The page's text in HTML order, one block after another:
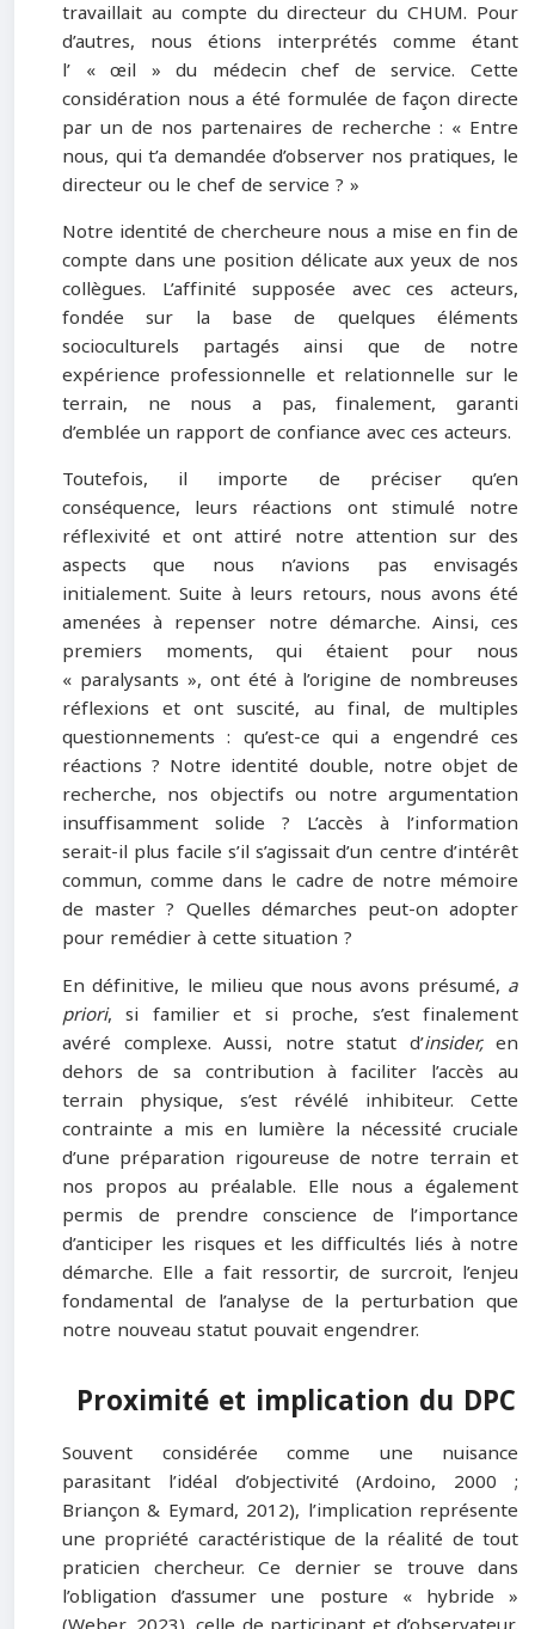
travaillait au compte du directeur du CHUM. Pour
d’autres, nous étions interprétés comme étant
l’ « œil » du médecin chef de service. Cette
considération nous a été formulée de façon directe
par un de nos partenaires de recherche : « Entre
nous, qui t’a demandée d’observer nos pratiques, le
directeur ou le chef de service ? »
Notre identité de chercheure nous a mise en fin de
compte dans une position délicate aux yeux de nos
collègues. L’affinité supposée avec ces acteurs,
fondée sur la base de quelques éléments
socioculturels partagés ainsi que de notre
expérience professionnelle et relationnelle sur le
terrain, ne nous a pas, finalement, garanti
d’emblée un rapport de confiance avec ces acteurs.
Toutefois, il importe de préciser qu’en
conséquence, leurs réactions ont stimulé notre
réflexivité et ont attiré notre attention sur des
aspects que nous n’avions pas envisagés
initialement. Suite à leurs retours, nous avons été
amenées à repenser notre démarche. Ainsi, ces
premiers moments, qui étaient pour nous
« paralysants », ont été à l’origine de nombreuses
réflexions et ont suscité, au final, de multiples
questionnements : qu’est-ce qui a engendré ces
réactions ? Notre identité double, notre objet de
recherche, nos objectifs ou notre argumentation
insuffisamment solide ? L’accès à l’information
serait-il plus facile s’il s’agissait d’un centre d’intérêt
commun, comme dans le cadre de notre mémoire
de master ? Quelles démarches peut-on adopter
pour remédier à cette situation ?
En définitive, le milieu que nous avons présumé, a
priori, si familier et si proche, s’est finalement
avéré complexe. Aussi, notre statut d’insider, en
dehors de sa contribution à faciliter l’accès au
terrain physique, s’est révélé inhibiteur. Cette
contrainte a mis en lumière la nécessité cruciale
d’une préparation rigoureuse de notre terrain et
nos propos au préalable. Elle nous a également
permis de prendre conscience de l’importance
d’anticiper les risques et les difficultés liés à notre
démarche. Elle a fait ressortir, de surcroit, l’enjeu
fondamental de l’analyse de la perturbation que
notre nouveau statut pouvait engendrer.
Proximité et implication du DPC
Souvent considérée comme une nuisance
parasitant l’idéal d’objectivité (Ardoino, 2000 ;
Briançon & Eymard, 2012), l’implication représente
une propriété caractéristique de la réalité de tout
praticien chercheur. Ce dernier se trouve dans
l’obligation d’assumer une posture « hybride »